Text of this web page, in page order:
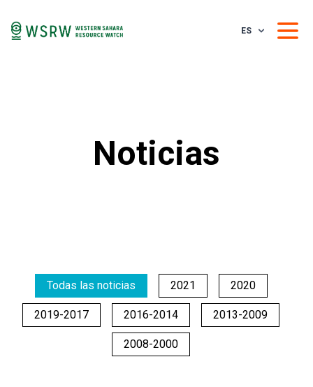
ES
Noticias
Todas las noticias 2021 2020
2019-2017 2016-2014 2013-2009
2008-2000